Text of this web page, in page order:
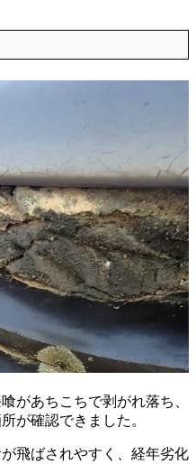
があちこちで剥がれ落ち、
が確認できました。
飛ばされやすく、経年劣化